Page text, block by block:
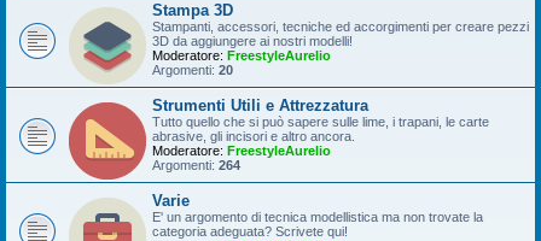
Stampa 3D
Stampanti, accessori, tecniche ed accorgimenti per creare pezzi
3D da aggiungere ai nostri modelli!
Moderatore: FreestyleAurelio
Argomenti: 20
Strumenti Utili e Attrezzatura
Tutto quello che si può sapere sulle lime, i trapani, le carte
abrasive, gli incisori e altro ancora.
Moderatore: FreestyleAurelio
Argomenti: 264
Varie
E' un argomento di tecnica modellistica ma non trovate la
categoria adeguata? Scrivete qui!